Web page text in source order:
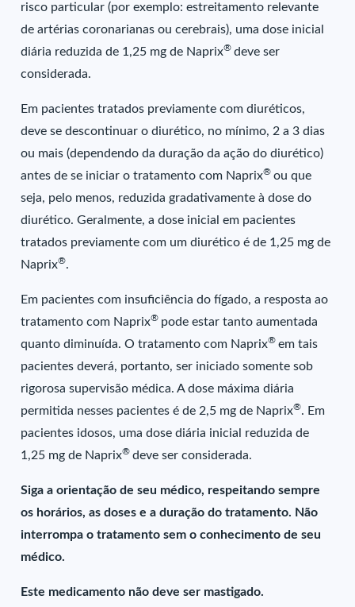
risco particular (por exemplo: estreitamento relevante
de artérias coronarianas ou cerebrais), uma dose inicial
diária reduzida de 1,25 mg de Naprix® deve ser
considerada.
Em pacientes tratados previamente com diuréticos,
deve se descontinuar o diurético, no mínimo, 2 a 3 dias
ou mais (dependendo da duração da ação do diurético)
antes de se iniciar o tratamento com Naprix® ou que
seja, pelo menos, reduzida gradativamente à dose do
diurético. Geralmente, a dose inicial em pacientes
tratados previamente com um diurético é de 1,25 mg de
Naprix®.
Em pacientes com insuficiência do fígado, a resposta ao
tratamento com Naprix® pode estar tanto aumentada
quanto diminuída. O tratamento com Naprix® em tais
pacientes deverá, portanto, ser iniciado somente sob
rigorosa supervisão médica. A dose máxima diária
permitida nesses pacientes é de 2,5 mg de Naprix®. Em
pacientes idosos, uma dose diária inicial reduzida de
1,25 mg de Naprix® deve ser considerada.
Siga a orientação de seu médico, respeitando sempre
os horários, as doses e a duração do tratamento. Não
interrompa o tratamento sem o conhecimento de seu
médico.
Este medicamento não deve ser mastigado.